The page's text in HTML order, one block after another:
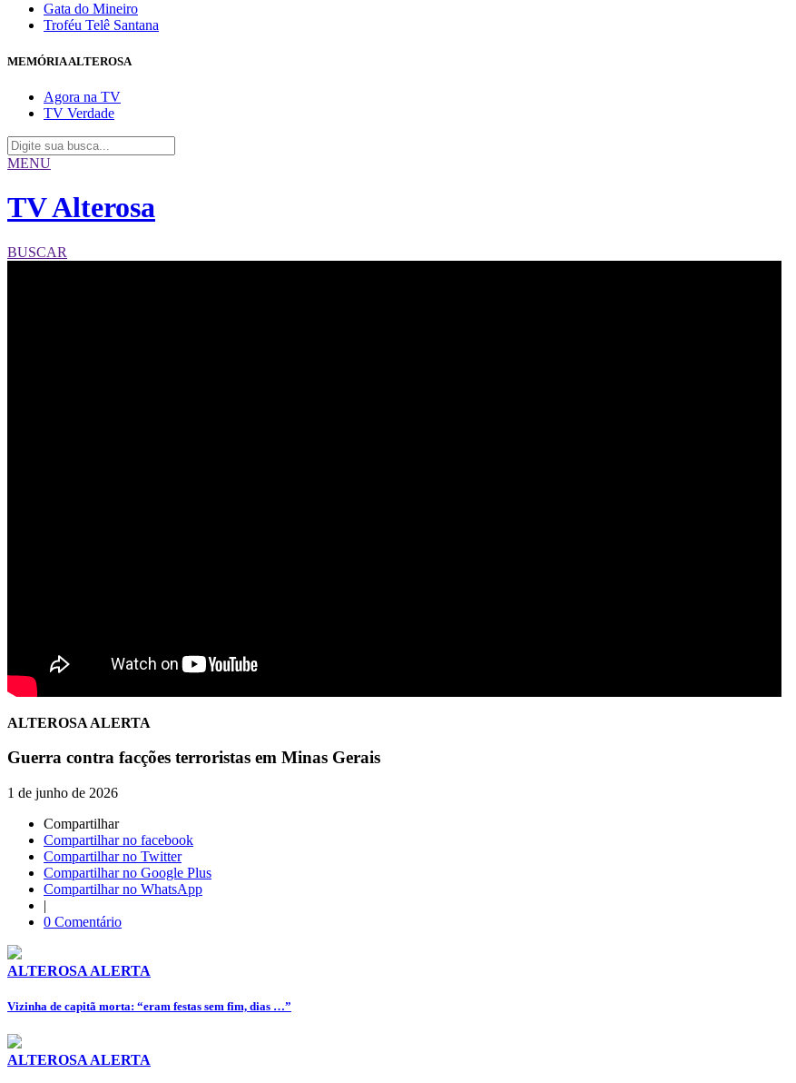
Gata do Mineiro
Troféu Telê Santana
MEMÓRIA ALTEROSA
Agora na TV
TV Verdade
MENU
TV Alterosa
BUSCAR
ALTEROSA ALERTA
Guerra contra facções terroristas em Minas Gerais
1 de junho de 2026
Compartilhar
Compartilhar no facebook
Compartilhar no Twitter
Compartilhar no Google Plus
Compartilhar no WhatsApp
|
0 Comentário
ALTEROSA ALERTA
Vizinha de capitã morta: “eram festas sem fim, dias …”
ALTEROSA ALERTA